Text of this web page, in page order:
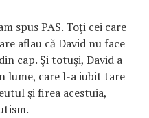
spus PAS. Toţi cei care
aflau că David nu face
cap. Şi totuşi, David a
lume, care l-a iubit tare
şi firea acestuia,